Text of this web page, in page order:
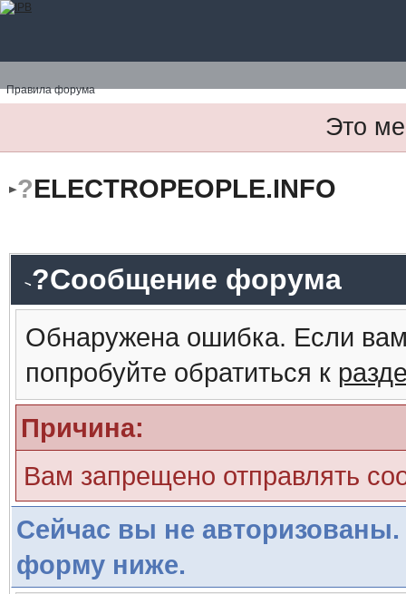
Правила форума
Это
?ELECTROPEOPLE.INFO
?Сообщение форума
Обнаружена ошибка. Если
попробуйте обратиться к
Причина:
Вам запрещено отправлять
Сейчас вы не авторизованы.
форму ниже.